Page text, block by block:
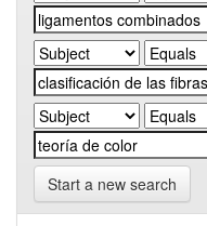
Start a new search